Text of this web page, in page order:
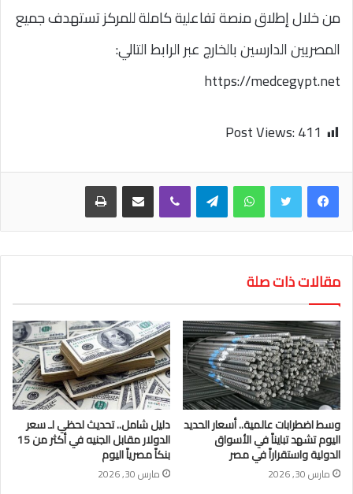
من خلال إطلاق منصة تفاعلية كاملة للمركز تستهدف جميع
المصريين الدارسين بالخارج عبر الرابط التالي:
https://medcegypt.net
Post Views:411
واتساب تيلقرام
مقالات ذات صلة
وسط اضطرابات عالمية.. أسعار الحديد
اليوم تشهد تبايناً في الأسواق
الدولية واستقراراً في مصر
مارس 30, 2026
دليل شامل.. تحديث لحظي لـ سعر
الدولار مقابل الجنيه في أكثر من 15
بنكاً مصرياً اليوم
مارس 30, 2026